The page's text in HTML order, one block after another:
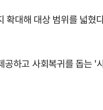
대해 대상 범위를 넓
하고 사회복귀를 돕는